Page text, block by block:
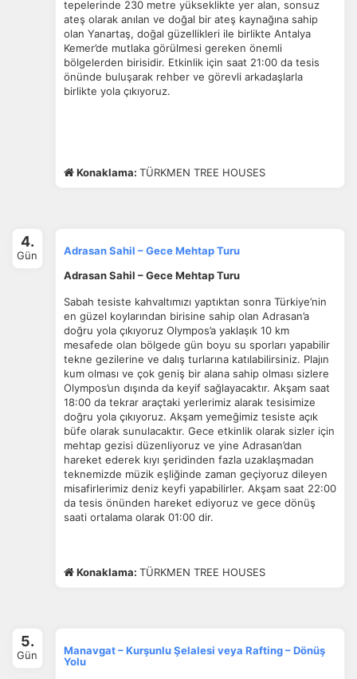
ÇEREZ KULLANIM AYARLARINIZ
Çerez tercihlerinizibelirleyin.
Daha fazla bilgi içinKVKK bilgilendirmemizi
İstatistik Çerezleri
Ziyaretçilerin siteyi nasıl kullandığını anonim olarak
ölçeriz. Hangi sayfaların popüler olduğunu ve
kullanıcıların nerede zorluk yaşadığını anlamamıza
yardımcı olur.
Pazarlama Çerezleri
Size ve ilgi alanlarınıza uygun reklamlar göstermek için
kullanılır. Kapatırsanız reklamları görmeye devam
edersiniz, ancak daha az alakalı olabilirler.
tepelerinde 230 metre yükseklikte yer alan, sonsuz
ateş olarak anılan ve doğal bir ateş kaynağına sahip
olan Yanartaş, doğal güzellikleri ile birlikte Antalya
Kemer’de mutlaka görülmesi gereken önemli
bölgelerden birisidir. Etkinlik için saat 21:00 da tesis
önünde buluşarak rehber ve görevli arkadaşlarla
birlikte yola çıkıyoruz.
Konaklama: TÜRKMEN TREE HOUSES
4.
Gün
Adrasan Sahil – Gece Mehtap Turu
Adrasan Sahil – Gece Mehtap Turu
Sabah tesiste kahvaltımızı yaptıktan sonra Türkiye’nin
en güzel koylarından birisine sahip olan Adrasan’a
doğru yola çıkıyoruz Olympos’a yaklaşık 10 km
mesafede olan bölgede gün boyu su sporları yapabilir
tekne gezilerine ve dalış turlarına katılabilirsiniz. Plajın
kum olması ve çok geniş bir alana sahip olması sizlere
Olympos’un dışında da keyif sağlayacaktır. Akşam saat
18:00 da tekrar araçtaki yerlerimiz alarak tesisimize
doğru yola çıkıyoruz. Akşam yemeğimiz tesiste açık
büfe olarak sunulacaktır. Gece etkinlik olarak sizler için
mehtap gezisi düzenliyoruz ve yine Adrasan’dan
hareket ederek kıyı şeridinden fazla uzaklaşmadan
teknemizde müzik eşliğinde zaman geçiyoruz dileyen
misafirlerimiz deniz keyfi yapabilirler. Akşam saat 22:00
da tesis önünden hareket ediyoruz ve gece dönüş
saati ortalama olarak 01:00 dir.
Konaklama: TÜRKMEN TREE HOUSES
5.
Gün
Manavgat – Kurşunlu Şelalesi veya Rafting – Dönüş
Yolu